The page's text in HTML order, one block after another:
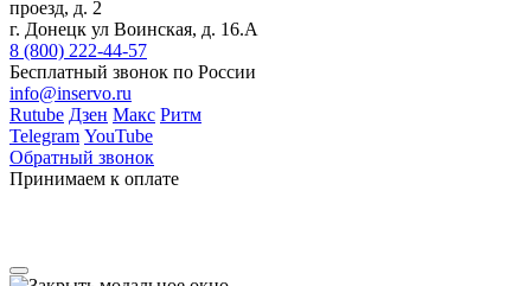
проезд, д. 2
г. Донецк ул Воинская, д. 16.А
8 (800) 222-44-57
Бесплатный звонок по России
info@inservo.ru
Rutube Дзен Макс Ритм
Telegram YouTube
Обратный звонок
Принимаем к оплате